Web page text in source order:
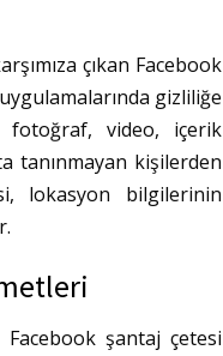
çıkan Facebook
gizliliğe
fotoğraf, video, içerik
tanınmayan kişilerden
lokasyon bilgilerinin
şantaj çetesi